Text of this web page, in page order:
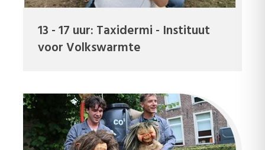
13 - 17 uur: Taxidermi - Instituut
voor Volkswarmte